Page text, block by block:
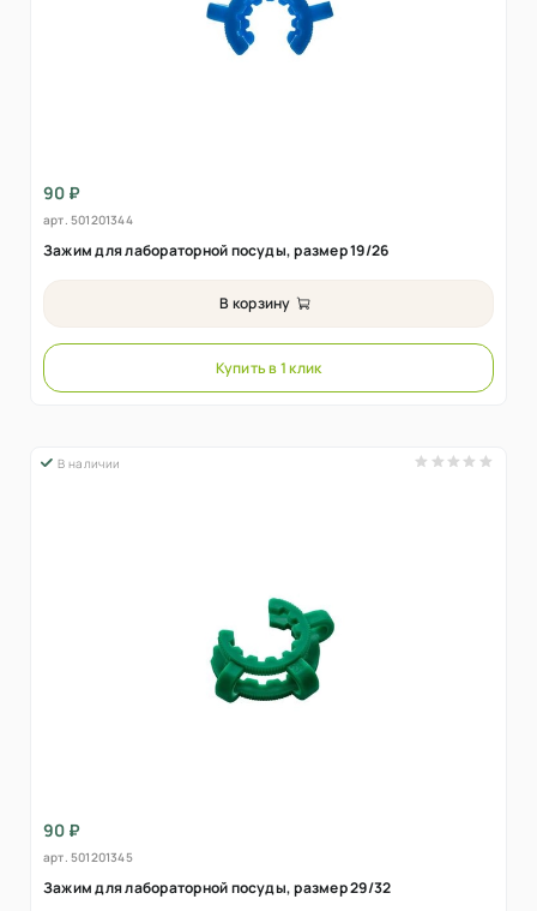
90 ₽
арт. 501201344
Зажим для лабораторной посуды, размер 19/26
В корзину
Купить в 1 клик
В наличии
90 ₽
арт. 501201345
Зажим для лабораторной посуды, размер 29/32